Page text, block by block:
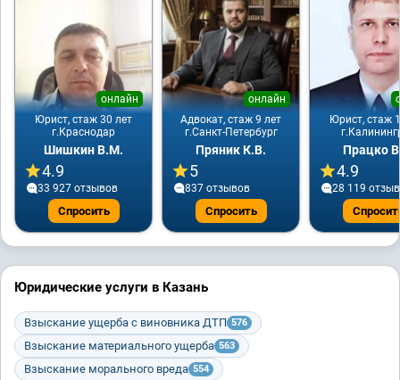
Юрист, стаж 30 лет
онлайн
г.Краснодар
Шишкин В.М.
4.9
33 927 отзывов
Спросить
Адвокат, стаж 9 лет
онлайн
г.Санкт-Петербург
Пряник К.В.
5
837 отзывов
Спросить
Юрист, стаж
Працко
4.9
28 119
Юридические услуги в Казань
Взыскание ущерба с виновника ДТП 576
Взыскание материального ущерба 563
Взыскание морального вреда 554